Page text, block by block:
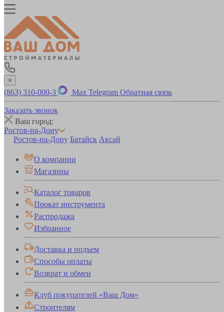
×
(863) 310-000-3 Max Telegram Обратная связь
Заказать звонок
Ваш город:
Ростов-на-Дону
Ростов-на-Дону Батайск Аксай
О компании
Магазины
Каталог товаров
Прокат инструмента
Распродажа
Избранное
Доставка и подъем
Способы оплаты
Возврат и обмен
Клуб покупателей «Ваш Дом»
Строителям